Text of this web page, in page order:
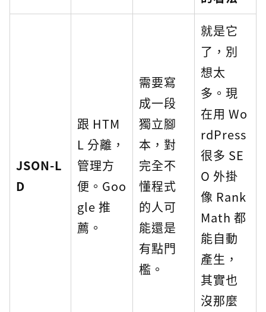
JSON-L
D
跟 HTM
L 分離，
管理方
便。Goo
gle 推
薦。
需要寫
成一段
獨立腳
本，對
完全不
懂程式
的人可
能還是
有點門
檻。
就是它
了，別
想太
多。現
在用 Wo
rdPress
很多 SE
O 外掛
像 Rank
Math 都
能自動
產生，
其實也
沒那麼